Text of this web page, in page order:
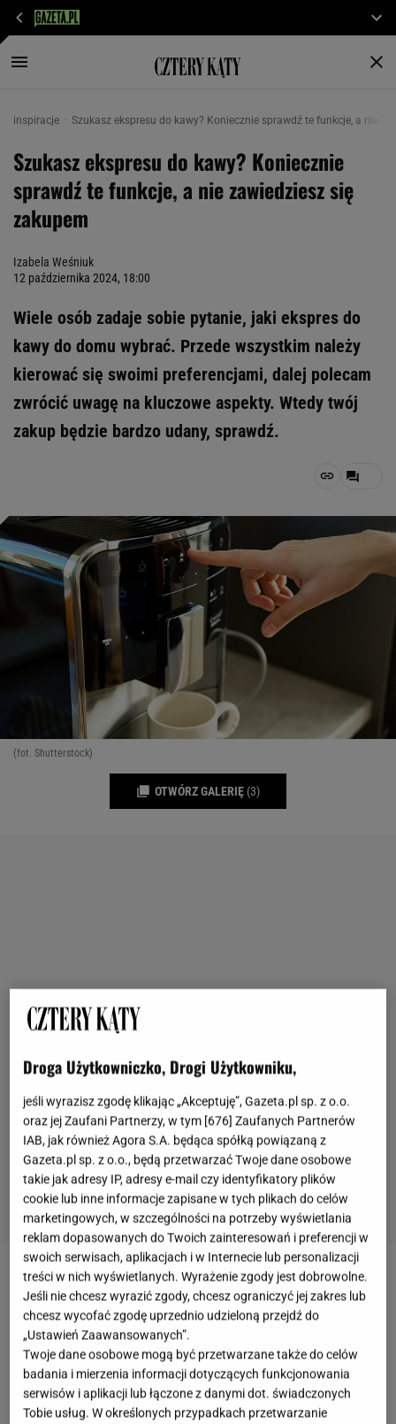
inspiracje Szukasz ekspresu do kawy? Koniecznie sprawdź te funkcje, a nie
Szukasz ekspresu do kawy? Koniecznie
sprawdź te funkcje, a nie zawiedziesz się
zakupem
Izabela Weśniuk
12 października 2024, 18:00
Wiele osób zadaje sobie pytanie, jaki ekspres do
kawy do domu wybrać. Przede wszystkim należy
kierować się swoimi preferencjami, dalej polecam
zwrócić uwagę na kluczowe aspekty. Wtedy twój
zakup będzie bardzo udany, sprawdź.
(fot. Shutterstock)
OTWÓRZ GALERIĘ (3)
Posiadanie ekspresu do kawy w domu staje się
coraz popularniejsze, a w sklepach wybór jest
ogromny. Wtedy należy poważnie zastanowić się
nad swoim wyborem. Tutaj chciałabymskupić się
na najważniejszych funkcjach i elementach, które
stanowią podstawę udanego zakupu.
Droga Użytkowniczko, Drogi Użytkowniku,
jeśli wyrazisz zgodę klikając „Akceptuję”, Gazeta.pl sp. z o.o.
oraz jej Zaufani Partnerzy, w tym [676] Zaufanych Partnerów
IAB, jak również Agora S.A. będąca spółką powiązaną z
Gazeta.pl sp. z o.o., będą przetwarzać Twoje dane osobowe
takie jak adresy IP, adresy e-mail czy identyfikatory plików
cookie lub inne informacje zapisane w tych plikach do celów
marketingowych, w szczególności na potrzeby wyświetlania
reklam dopasowanych do Twoich zainteresowań i preferencji w
swoich serwisach, aplikacjach i w Internecie lub personalizacji
treści w nich wyświetlanych. Wyrażenie zgody jest dobrowolne.
Jeśli nie chcesz wyrazić zgody, chcesz ograniczyć jej zakres lub
chcesz wycofać zgodę uprzednio udzieloną przejdź do
„Ustawień Zaawansowanych”.
Twoje dane osobowe mogą być przetwarzane także do celów
badania i mierzenia informacji dotyczących funkcjonowania
serwisów i aplikacji lub łączone z danymi dot. świadczonych
Tobie usług. W określonych przypadkach przetwarzanie